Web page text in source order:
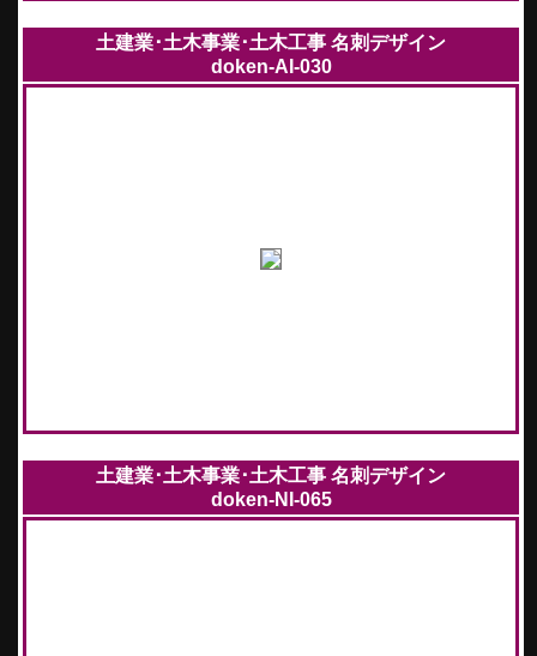
土建業･土木事業･土木工事 名刺デザイン
doken-AI-030
土建業･土木事業･土木工事 名刺デザイン
doken-NI-065